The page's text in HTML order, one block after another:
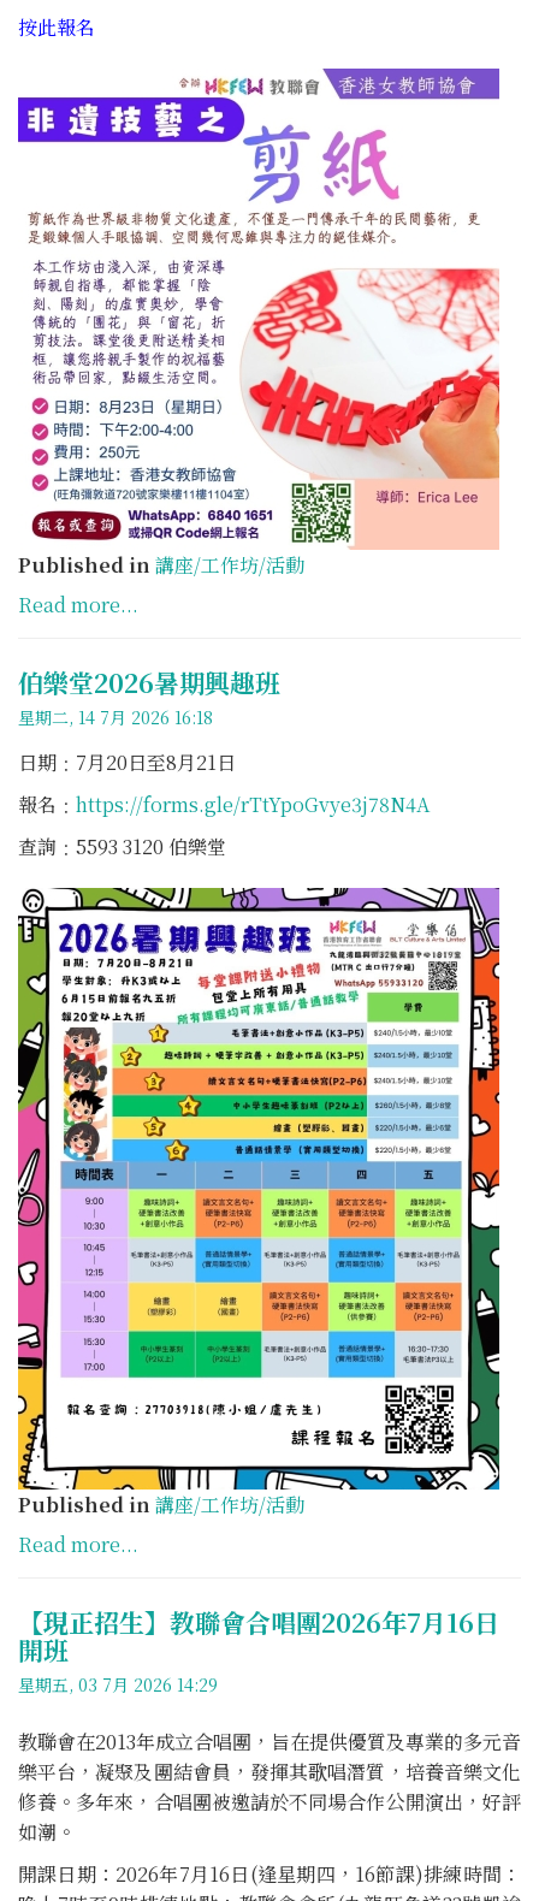
按此報名
Published in 講座/工作坊/活動
Read more...
伯樂堂2026暑期興趣班
星期二, 14 7月 2026 16:18
日期﹕7月20日至8月21日
報名﹕ https://forms.gle/rTtYpoGvye3j78N4A
查詢﹕5593 3120 伯樂堂
Published in 講座/工作坊/活動
Read more...
【現正招生】教聯會合唱團2026年7月16日
開班
星期五, 03 7月 2026 14:29
教聯會在2013年成立合唱團，旨在提供優質及專業的多元音
樂平台，凝聚及團結會員，發揮其歌唱潛質，培養音樂文化
修養。多年來，合唱團被邀請於不同場合作公開演出，好評
如潮。
開課日期：2026年7月16日(逢星期四，16節課)排練時間：